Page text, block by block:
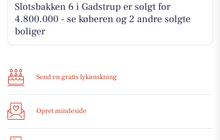
Slotsbakken 6 i Gadstrup er solgt for
4.800.000 - se køberen og 2 andre solgte
boliger
Send en gratis lykønskning
Opret mindeside